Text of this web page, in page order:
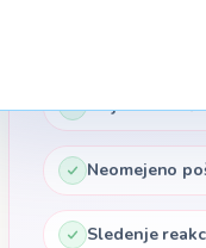
🇨🇿 Čeština
Objava
Neomejeno
Sledenje